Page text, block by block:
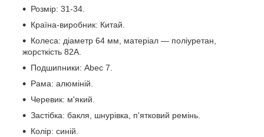
Розмір: 31-34.
Країна-виробник: Китай.
Колеса: діаметр 64 мм, матеріал — поліуретан,
жорсткість 82A.
Подшипники: Abec 7.
Рама: алюміній.
Черевик: м'який.
Застібка: бакля, шнурівка, п'ятковий ремінь.
Колір: синій.